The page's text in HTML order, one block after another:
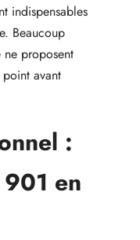
indispensables
Beaucoup
ne proposent
avant
:
en